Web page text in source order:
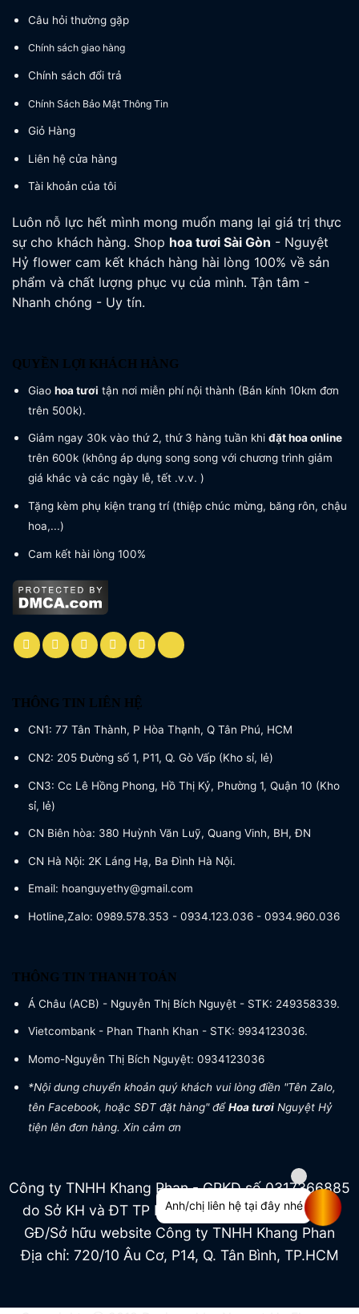
Câu hỏi thường gặp
Chính sách giao hàng
Chính sách đổi trả
Chính Sách Bảo Mật Thông Tin
Giỏ Hàng
Liên hệ cửa hàng
Tài khoản của tôi
Luôn nỗ lực hết mình mong muốn mang lại giá trị thực
sự cho khách hàng. Shop hoa tươi Sài Gòn - Nguyệt
Hỷ flower cam kết khách hàng hài lòng 100% về sản
phẩm và chất lượng phục vụ của mình. Tận tâm -
Nhanh chóng - Uy tín.
QUYỀN LỢI KHÁCH HÀNG
Giao hoa tươi tận nơi miễn phí nội thành (Bán kính 10km đơn
trên 500k).
Giảm ngay 30k vào thứ 2, thứ 3 hàng tuần khi đặt hoa online
trên 600k (không áp dụng song song với chương trình giảm
giá khác và các ngày lễ, tết .v.v. )
Tặng kèm phụ kiện trang trí (thiệp chúc mừng, băng rôn, chậu
hoa,...)
Cam kết hài lòng 100%
THÔNG TIN LIÊN HỆ
CN1: 77 Tân Thành, P Hòa Thạnh, Q Tân Phú, HCM
CN2: 205 Đường số 1, P11, Q. Gò Vấp (Kho sỉ, lẻ)
CN3: Cc Lê Hồng Phong, Hồ Thị Kỷ, Phường 1, Quận 10 (Kho
sỉ, lẻ)
CN Biên hòa: 380 Huỳnh Văn Luỹ, Quang Vinh, BH, ĐN
CN Hà Nội: 2K Láng Hạ, Ba Đình Hà Nội.
Email: hoanguyethy@gmail.com
Hotline,Zalo: 0989.578.353 - 0934.123.036 - 0934.960.036
THÔNG TIN THANH TOÁN
Á Châu (ACB) - Nguyễn Thị Bích Nguyệt - STK: 249358339.
Vietcombank - Phan Thanh Khan - STK: 9934123036.
Momo-Nguyễn Thị Bích Nguyệt: 0934123036
*Nội dung chuyển khoản quý khách vui lòng điền "Tên Zalo,
tên Facebook, hoặc SĐT đặt hàng" đểHoa tươi Nguyệt Hỷ
tiện lên đơn hàng. Xin cảm ơn
Công ty TNHH Khang Phan - GPKD số 0317366885
do Sở KH và ĐT TP HCM cấp ngày 04/07/2022
GĐ/Sở hữu website Công ty TNHH Khang Phan
Địa chỉ: 720/10 Âu Cơ, P14, Q. Tân Bình, TP.HCM
Anh/chị liên hệ tại đây nhé